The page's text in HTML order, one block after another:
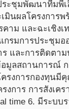
ระชุมพัฒนาทีมพี่
มินผลโครงการ
าม และฉะเชิงเ
กรมการประชุม
และการติดตาม
มูลสถานการณ์ ก
รงการกองทุนมี
การ การสังเคร
time 6. มีระบบ